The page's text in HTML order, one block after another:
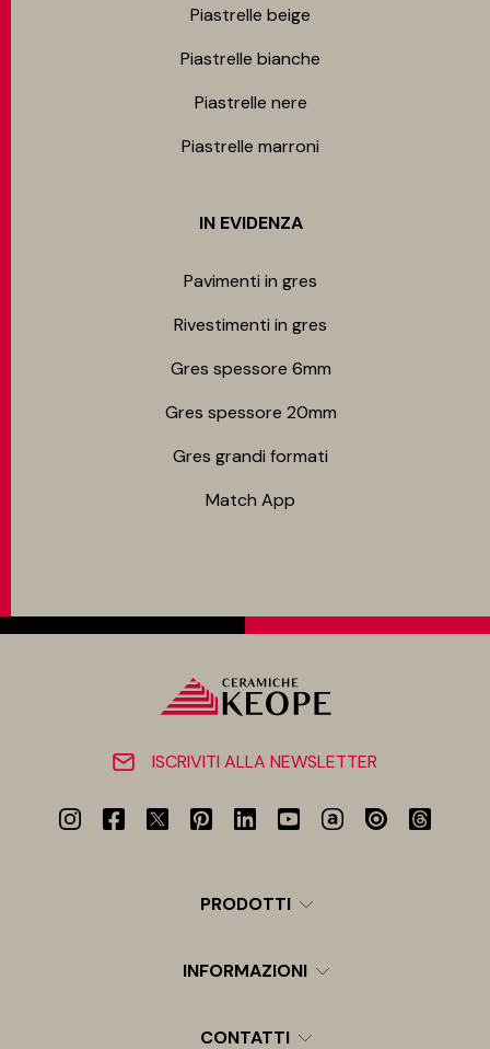
Piastrelle beige
Piastrelle bianche
Piastrelle nere
Piastrelle marroni
IN EVIDENZA
Pavimenti in gres
Rivestimenti in gres
Gres spessore 6mm
Gres spessore 20mm
Gres grandi formati
Match App
ISCRIVITI ALLA NEWSLETTER
PRODOTTI
INFORMAZIONI
CONTATTI